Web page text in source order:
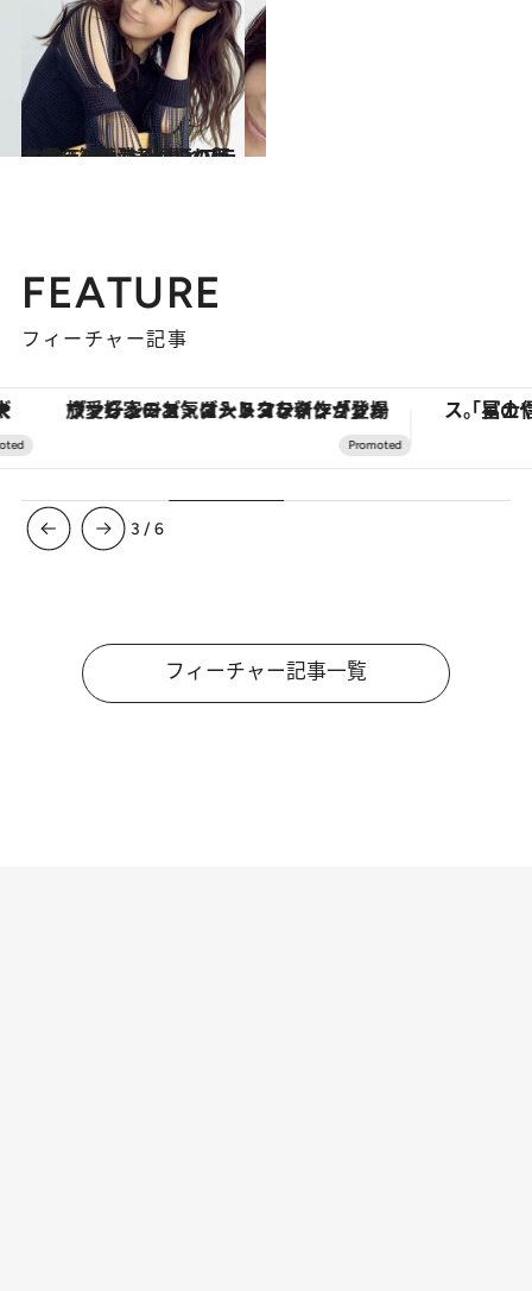
2020.1.23
女優・篠原涼子が振り返る30年の軌跡 仕事とプライベート、これからの私
カルチャー
FEATURE
フィーチャー記事
ヴァシュロン・コンスタンタン「オーヴァーシーズ・オートマティック」。旅愛好家のお気に入りコレクションから、ジェンダーレスな新作が登場
3 /6
フィーチャー記事一覧